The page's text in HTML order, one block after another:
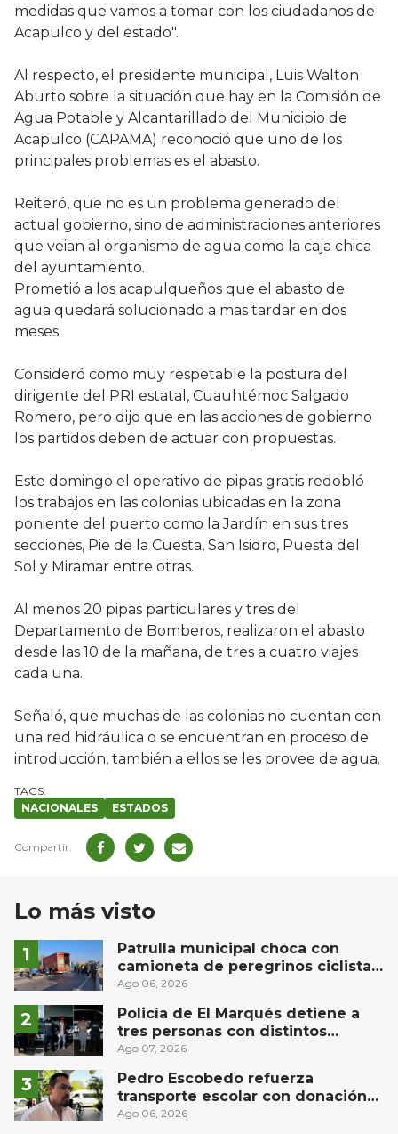
medidas que vamos a tomar con los ciudadanos de
Acapulco y del estado".
Al respecto, el presidente municipal, Luis Walton
Aburto sobre la situación que hay en la Comisión de
Agua Potable y Alcantarillado del Municipio de
Acapulco (CAPAMA) reconoció que uno de los
principales problemas es el abasto.
Reiteró, que no es un problema generado del
actual gobierno, sino de administraciones anteriores
que veian al organismo de agua como la caja chica
del ayuntamiento.
Prometió a los acapulqueños que el abasto de
agua quedará solucionado a mas tardar en dos
meses.
Consideró como muy respetable la postura del
dirigente del PRI estatal, Cuauhtémoc Salgado
Romero, pero dijo que en las acciones de gobierno
los partidos deben de actuar con propuestas.
Este domingo el operativo de pipas gratis redobló
los trabajos en las colonias ubicadas en la zona
poniente del puerto como la Jardín en sus tres
secciones, Pie de la Cuesta, San Isidro, Puesta del
Sol y Miramar entre otras.
Al menos 20 pipas particulares y tres del
Departamento de Bomberos, realizaron el abasto
desde las 10 de la mañana, de tres a cuatro viajes
cada una.
Señaló, que muchas de las colonias no cuentan con
una red hidráulica o se encuentran en proceso de
introducción, también a ellos se les provee de agua.
NACIONALES ESTADOS
Lo más visto
Patrulla municipal choca con
camioneta de peregrinos ciclistas
en la autopista México-Querétaro
Ago 06, 2026
Policía de El Marqués detiene a
tres personas con distintos
narcóticos
Ago 07, 2026
Pedro Escobedo refuerza
transporte escolar con donación
de camión de Flecha Amarilla para
Ago 06, 2026